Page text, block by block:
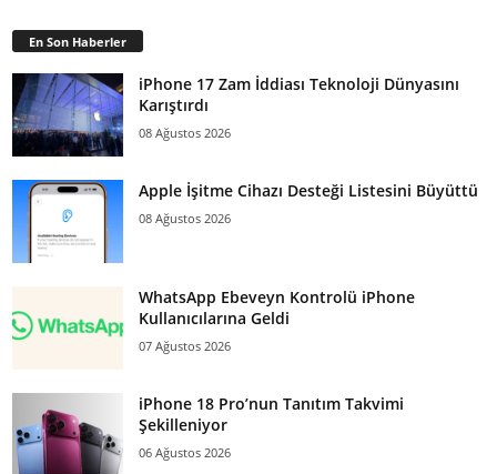
En Son Haberler
iPhone 17 Zam İddiası Teknoloji Dünyasını
Karıştırdı
08 Ağustos 2026
Apple İşitme Cihazı Desteği Listesini Büyüttü
08 Ağustos 2026
WhatsApp Ebeveyn Kontrolü iPhone
Kullanıcılarına Geldi
07 Ağustos 2026
iPhone 18 Pro’nun Tanıtım Takvimi
Şekilleniyor
06 Ağustos 2026